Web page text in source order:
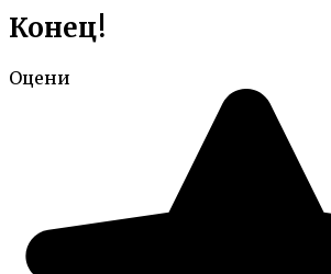
Конец!
Оцени